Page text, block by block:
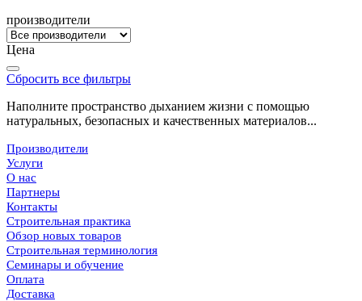
производители
Цена
Сбросить все фильтры
Наполните пространство дыханием жизни с помощью
натуральных, безопасных и качественных материалов...
Производители
Услуги
О нас
Партнеры
Контакты
Строительная практика
Обзор новых товаров
Строительная терминология
Семинары и обучение
Оплата
Доставка